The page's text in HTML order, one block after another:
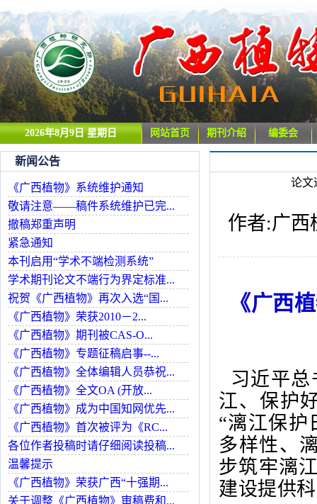
2026年8月9日 星期日 网站首页 期刊介绍 编委会
新闻公告
《广西植物》系统维护通知
敬请注意——稿件系统维护已完...
撤稿郑重声明
紧急通知
本刊启用“学术不端检测系统”
学术期刊论文不端行为界定标准...
祝贺《广西植物》再次入选“国...
《广西植物》荣获2010－2...
《广西植物》期刊被CAS-O...
《广西植物》专题征稿启事--...
《广西植物》全体编辑人员恭祝...
《广西植物》全文OA (开放...
《广西植物》成为中国知网优先...
《广西植物》首次被评为《RC...
各位作者投稿时请仔细阅读投稿...
温馨提示
《广西植物》荣获广西“十强期...
关于调整《广西植物》审稿费和...
论文
作者:广
《广西
习近平总
江、保护
“漓江保护
多样性、
步筑牢漓
建设提供